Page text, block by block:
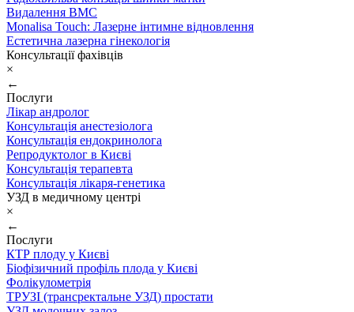
Видалення ВМС
Monalisa Touch: Лазерне інтимне відновлення
Естетична лазерна гінекологія
Консультації фахівців
×
←
Послуги
Лікар андролог
Консультація анестезіолога
Консультація ендокринолога
Репродуктолог в Києві
Консультація терапевта
Консультація лікаря-генетика
УЗД в медичному центрі
×
←
Послуги
КТР плоду у Києві
Біофізичний профіль плода у Києві
Фолікулометрія
ТРУЗІ (трансректальне УЗД) простати